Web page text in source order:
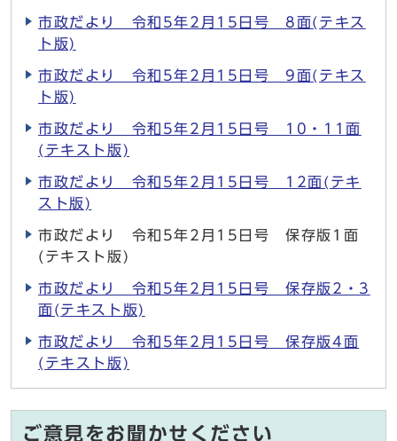
市政だより 令和5年2月15日号 8面(テキス
ト版)
市政だより 令和5年2月15日号 9面(テキス
ト版)
市政だより 令和5年2月15日号 10・11面
(テキスト版)
市政だより 令和5年2月15日号 12面(テキ
スト版)
市政だより 令和5年2月15日号 保存版1面
(テキスト版)
市政だより 令和5年2月15日号 保存版2・3
面(テキスト版)
市政だより 令和5年2月15日号 保存版4面
(テキスト版)
ご意見をお聞かせください